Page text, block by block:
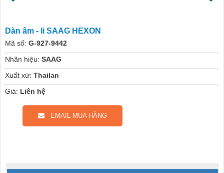
Dàn âm - li SAAG HEXON
Mã số: G-927-9442
Nhãn hiệu: SAAG
Xuất xứ: Thailan
Giá: Liên hệ
EMAIL MUA HÀNG